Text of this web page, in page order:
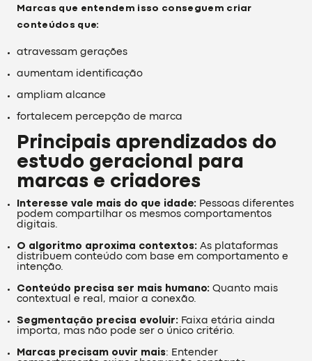
Marcas que entendem isso conseguem criar
conteúdos que:
atravessam gerações
aumentam identificação
ampliam alcance
fortalecem percepção de marca
Principais aprendizados do
estudo geracional para
marcas e criadores
Interesse vale mais do que idade: Pessoas diferentes
podem compartilhar os mesmos comportamentos
digitais.
O algoritmo aproxima contextos: As plataformas
distribuem conteúdo com base em comportamento e
intenção.
Conteúdo precisa ser mais humano: Quanto mais
contextual e real, maior a conexão.
Segmentação precisa evoluir: Faixa etária ainda
importa, mas não pode ser o único critério.
Marcas precisam ouvir mais: Entender